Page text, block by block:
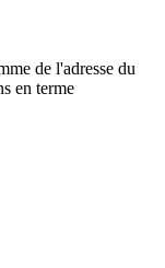
de l'adresse du
en terme